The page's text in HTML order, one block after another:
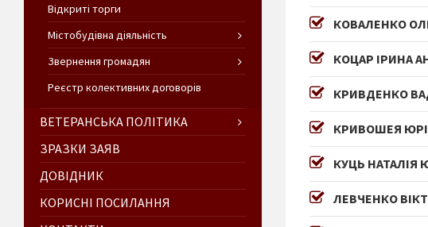
КОВАЛЕНКО
КОЦАР ІРИНА
КРИВДЕНКО
КРИВОШЕЯ
КУЦЬ НАТАЛІЯ
ЛЕВЧЕНКО
Відкриті торги
Містобудівна діяльність
Звернення громадян
Реєстр колективних договорів
ВЕТЕРАНСЬКА ПОЛІТИКА
ЗРАЗКИ ЗАЯВ
ДОВІДНИК
КОРИСНІ ПОСИЛАННЯ